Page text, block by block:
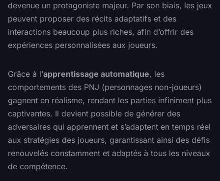
devenue un protagoniste majeur. Par son biais, les jeux
peuvent proposer des récits adaptatifs et des
interactions beaucoup plus riches, afin d’offrir des
expériences personnalisées aux joueurs.
Grâce à l’apprentissage automatique, les
comportements des PNJ (personnages non-joueurs)
gagnent en réalisme, rendant les parties infiniment plus
captivantes. Il devient possible de générer des
adversaires qui apprennent et s’adaptent en temps réel
aux stratégies des joueurs, garantissant ainsi des défis
renouvelés constamment et adaptés à tous les niveaux
de compétence.